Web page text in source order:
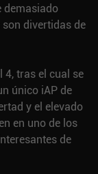
demasiado
divertidas de
4, tras el cual se
único iAP de
y el elevado
en uno de los
de